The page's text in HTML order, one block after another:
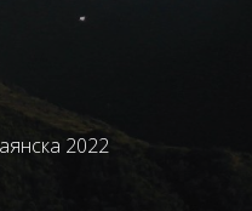
2022